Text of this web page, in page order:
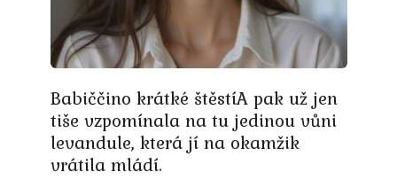
Babiččino krátké štěstíA pak už jen
tiše vzpomínala na tu jedinou vůni
levandule, která jí na okamžik
vrátila mládí.